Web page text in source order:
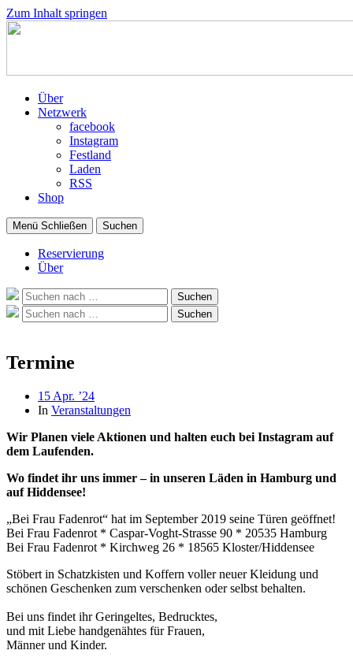
Zum Inhalt springen
Über
Netzwerk
facebook
Instagram
Festland
Laden
RSS
Shop
Menü Schließen Suchen
Reservierung
Über
Suche
nach:
Suchen
Suche
nach:
Suchen
Termine
Beitragsdatum
15 Apr. ’24
In Veranstaltungen
Wir Planen viele Aktionen und halten euch bei Instagram auf
dem Laufenden.
Wo findet ihr uns immer – in unseren Läden in Hamburg und
auf Hiddensee!
„Bei Frau Fadenrot“ hat im September 2019 seine Türen geöffnet!
Bei Frau Fadenrot * Caspar-Voght-Strasse 90 * 20535 Hamburg
Bei Frau Fadenrot * Kirchweg 26 * 18565 Kloster/Hiddensee
Stöbert in Schatzkisten und Koffern voller neuer Kleidung und
schönen Geschenken zum verschenken oder selbst behalten.
Bei uns findet ihr Geringeltes, Bedrucktes,
und mit Liebe handgenähtes für Frauen,
Männer und Kinder.